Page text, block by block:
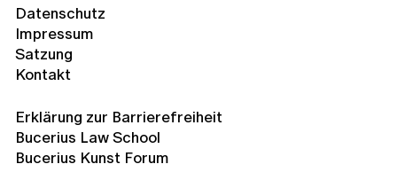
Datenschutz
Impressum
Satzung
Kontakt
Erklärung zur Barrierefreiheit
Bucerius Law School
Bucerius Kunst Forum